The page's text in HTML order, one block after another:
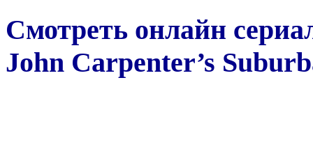
Смотреть онлайн
John Carpenter’s